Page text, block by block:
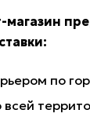
по
всей